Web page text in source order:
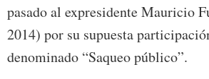
pasado al expresidente Mauricio
2014) por su supuesta
denominado “Saqueo público”.